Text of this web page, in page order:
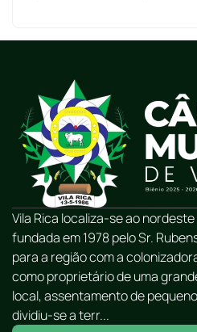
Vila Rica localiza-se ao
fundada em 1978 pelo Sr.
para a região com a
como proprietário de uma
local, assentamento de
dividiu-se a terr...